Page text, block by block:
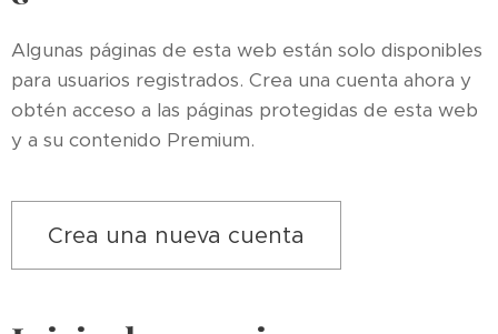
Algunas páginas de esta web están solo disponibles
para usuarios registrados. Crea una cuenta ahora y
obtén acceso a las páginas protegidas de esta web
y a su contenido Premium.
Crea una nueva cuenta